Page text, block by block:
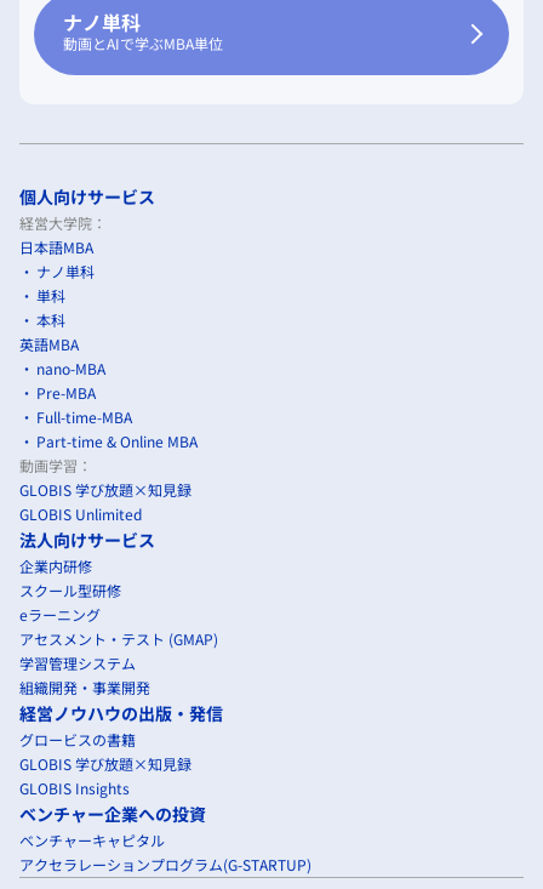
ナノ単科
動画とAIで学ぶMBA単位
個人向けサービス
経営大学院：
日本語MBA
ナノ単科
単科
本科
英語MBA
nano-MBA
Pre-MBA
Full-time-MBA
Part-time & Online MBA
動画学習：
GLOBIS 学び放題×知見録
GLOBIS Unlimited
法人向けサービス
企業内研修
スクール型研修
eラーニング
アセスメント・テスト (GMAP)
学習管理システム
組織開発・事業開発
経営ノウハウの出版・発信
グロービスの書籍
GLOBIS 学び放題×知見録
GLOBIS Insights
ベンチャー企業への投資
ベンチャーキャピタル
アクセラレーションプログラム(G-STARTUP)